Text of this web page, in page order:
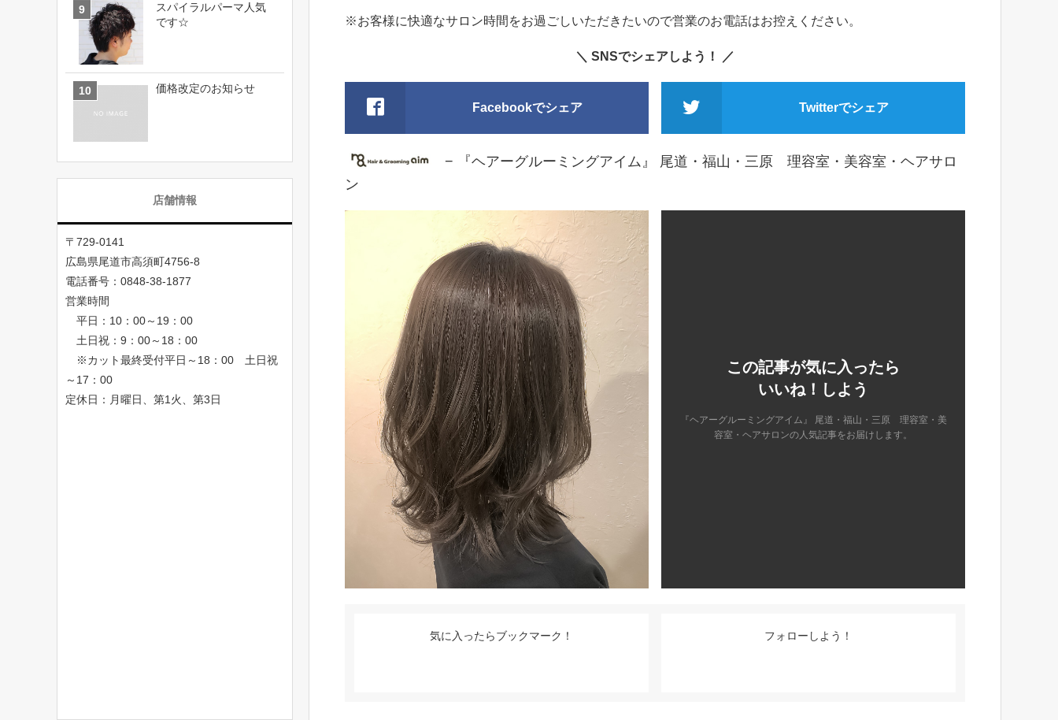
※お客様に快適なサロン時間をお過ごしいただきたいので営業のお電話はお控えください。
＼ SNSでシェアしよう！ ／
Facebookでシェア Twitterでシェア
− 『ヘアーグルーミングアイム』 尾道・福山・三原 理容室・美容室・ヘアサロ
ン
この記事が気に入ったら
いいね！しよう
『ヘアーグルーミングアイム』 尾道・福山・三原 理容室・美
容室・ヘアサロンの人気記事をお届けします。
気に入ったらブックマーク！ フォローしよう！
スパイラルパーマ人気
です☆
価格改定のお知らせ
店舗情報
〒729-0141
広島県尾道市高須町4756-8
電話番号：0848-38-1877
営業時間
平日：10：00～19：00
土日祝：9：00～18：00
※カット最終受付平日～18：00 土日祝
～17：00
定休日：月曜日、第1火、第3日